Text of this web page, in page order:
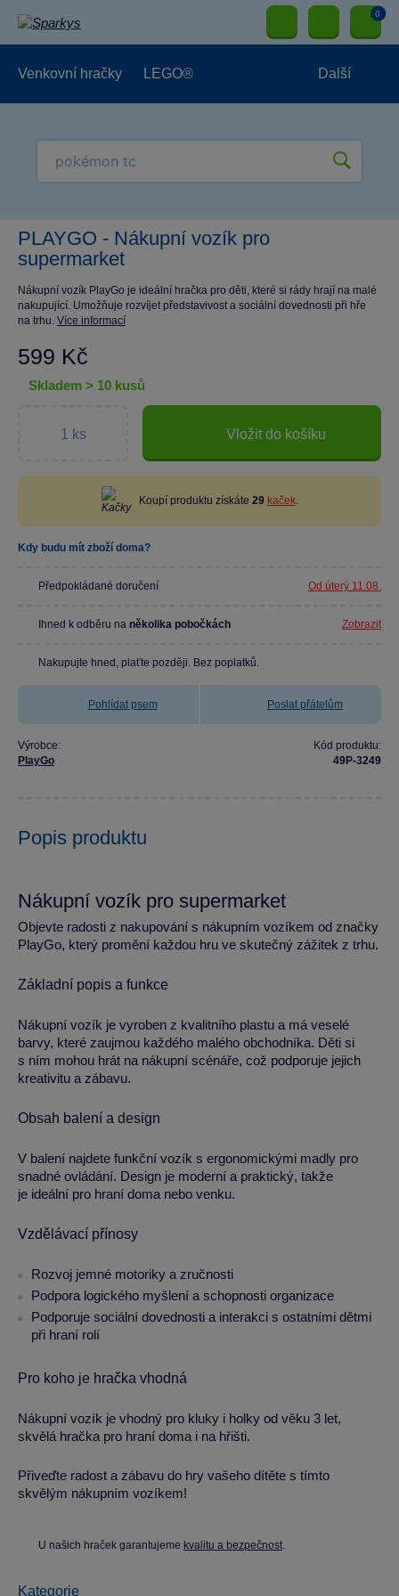
0
Venkovní hračky LEGO® Další
PLAYGO - Nákupní vozík pro
supermarket
Nákupní vozík PlayGo je ideální hračka pro děti, které si rády hrají na malé
nakupující. Umožňuje rozvíjet představivost a sociální dovednosti při hře
na trhu. Více informací
599 Kč
skladem > 10 kusů
Vložit do košíku
Koupí produktu získáte 29 kaček.
Kdy budu mít zboží doma?
Předpokládané doručení Od úterý 11.08.
Ihned k odběru na několika pobočkách Zobrazit
Nakupujte hned, plaťte později. Bez poplatků.
Pohlídat psem Poslat přátelům
Výrobce:
PlayGo
Kód produktu:
49P-3249
Popis produktu
Nákupní vozík pro supermarket
Objevte radosti z nakupování s nákupním vozíkem od značky
PlayGo, který promění každou hru ve skutečný zážitek z trhu.
Základní popis a funkce
Nákupní vozík je vyroben z kvalitního plastu a má veselé
barvy, které zaujmou každého malého obchodníka. Děti si
s ním mohou hrát na nákupní scénáře, což podporuje jejich
kreativitu a zábavu.
Obsah balení a design
V balení najdete funkční vozík s ergonomickými madly pro
snadné ovládání. Design je moderní a praktický, takže
je ideální pro hraní doma nebo venku.
Vzdělávací přínosy
Rozvoj jemné motoriky a zručnosti
Podpora logického myšlení a schopnosti organizace
Podporuje sociální dovednosti a interakci s ostatními dětmi
při hraní rolí
Pro koho je hračka vhodná
Nákupní vozík je vhodný pro kluky i holky od věku 3 let,
skvělá hračka pro hraní doma i na hřišti.
Přiveďte radost a zábavu do hry vašeho dítěte s tímto
skvělým nákupním vozíkem!
U našich hraček garantujeme kvalitu a bezpečnost.
Kategorie